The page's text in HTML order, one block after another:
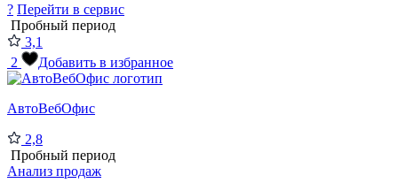
? Перейти в сервис
Пробный период
3,1
2
Добавить в избранное
АвтоВебОфис
2,8
Пробный период
Анализ продаж